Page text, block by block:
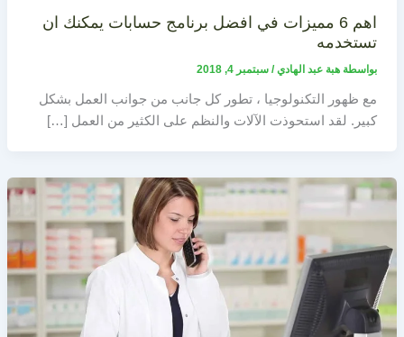
اهم 6 مميزات في افضل برنامج حسابات يمكنك ان
تستخدمه
بواسطة هبة عبد الهادي/ سبتمبر 4, 2018
مع ظهور التكنولوجيا ، تطور كل جانب من جوانب العمل بشكل
كبير. لقد استحوذت الآلات والنظم على الكثير من العمل […]